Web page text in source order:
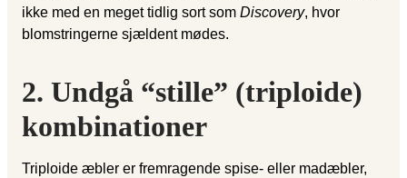
ikke med en meget tidlig sort som Discovery, hvor
blomstringerne sjældent mødes.
2. Undgå “stille” (triploide)
kombinationer
Triploide æbler er fremragende spise- eller madæbler,